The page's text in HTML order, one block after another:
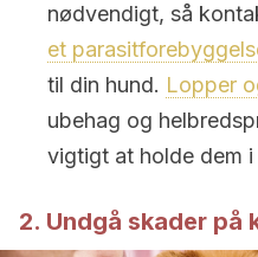
nødvendigt, så
et
til din hund. Lopper
ubehag og
vigtigt at holde dem i
2. Undgå skader på